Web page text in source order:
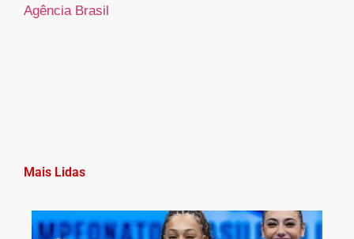
Agência Brasil
Mais Lidas